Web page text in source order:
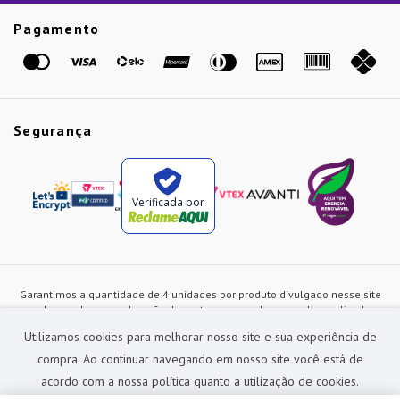
Utilizamos cookies para melhorar nosso site e sua experiência de
compra. Ao continuar navegando em nosso site você está de
acordo com a nossa política quanto a utilização de cookies.
Pagamento
Segurança
Verificada por
Garantimos a quantidade de 4 unidades por produto divulgado nesse site
ou de acordo com a duração dos estoques, sendo as vendas realizadas
alterados a qualquer instante sem prévia comunicação e são exclusivos
para a loja virtual, não restando nenhuma obrigação de prática similar nas
lojas físicas da rede Preçolandia. Todas as imagens dos produtos são
meramente ilustrativas.